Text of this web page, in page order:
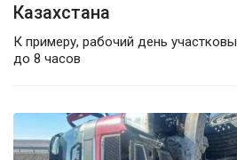
Казахстана
К примеру, рабочий день
до 8 часов